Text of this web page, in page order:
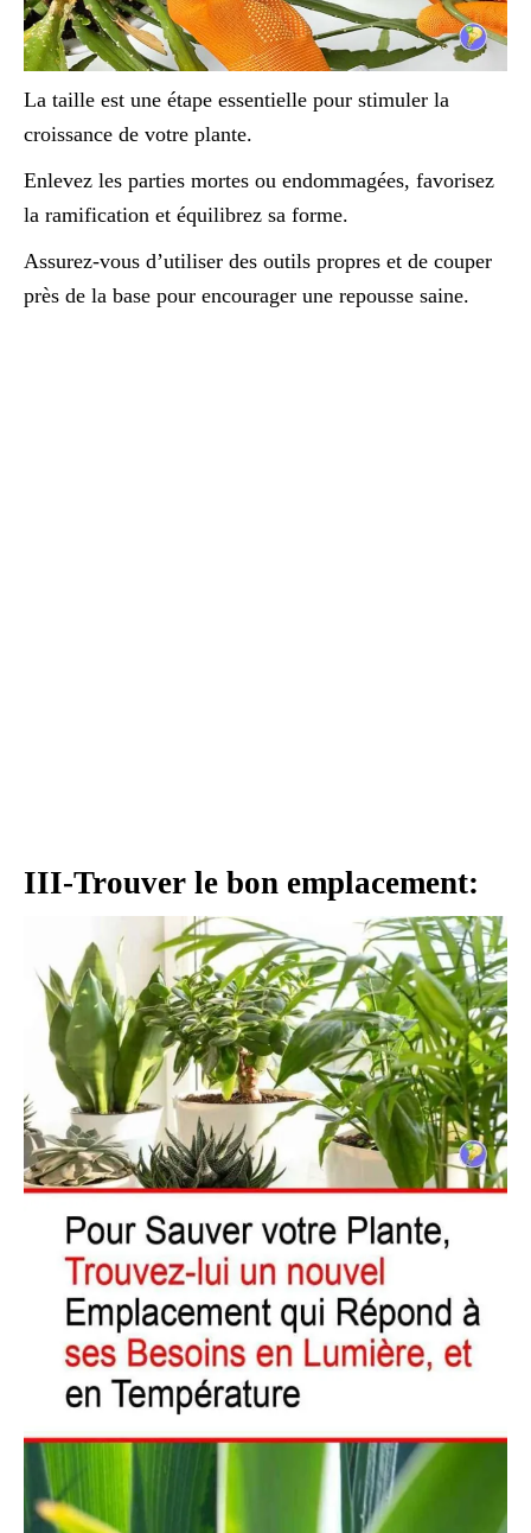
La taille est une étape essentielle pour stimuler la
croissance de votre plante.
Enlevez les parties mortes ou endommagées, favorisez
la ramification et équilibrez sa forme.
Assurez-vous d’utiliser des outils propres et de couper
près de la base pour encourager une repousse saine.
III-Trouver le bon emplacement: